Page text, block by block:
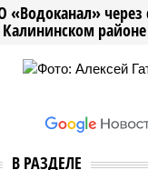
«Водоканал»
районе
В РАЗДЕЛЕ